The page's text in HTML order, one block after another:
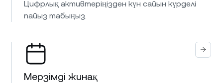
Цифрлық активтеріңізден күн сайын күрделі
пайыз табыңыз.
Мерзімді жинақ